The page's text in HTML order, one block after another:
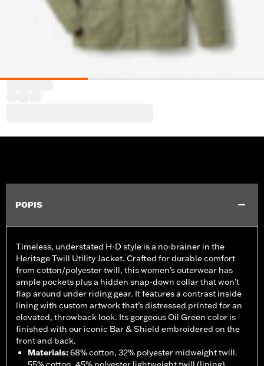
POPIS
Timeless, understated H-D style is a no-brainer in the
Heritage Twill Utility Jacket. Crafted for durable comfort
from cotton/polyester twill, this women’s outerwear has
ample pockets plus a hidden snap-down collar that won’t
flap around under riding gear. It features a contrast inside
lining with custom artwork that’s distressed printed for an
elevated, throwback look. Its gorgeous Oil Green color is
finished with our iconic Bar & Shield embroidered on the
front and back.
Materials:68% cotton, 32% polyester midweight twill.